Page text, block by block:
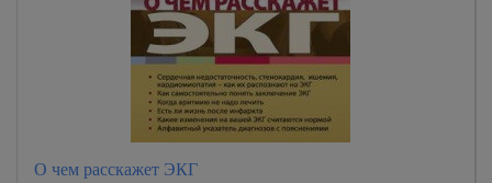
О чем расскажет ЭКГ